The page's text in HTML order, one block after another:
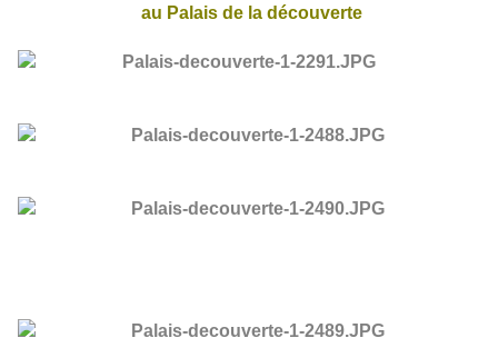
au Palais de la découverte